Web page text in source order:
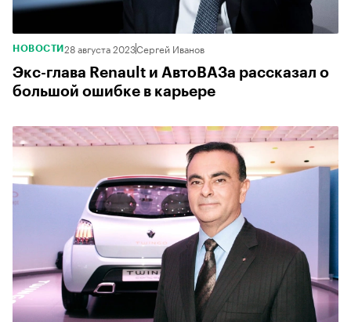
НОВОСТИ 28 августа 2023Сергей Иванов
Экс-глава Renault и АвтоВАЗа рассказал о
большой ошибке в карьере